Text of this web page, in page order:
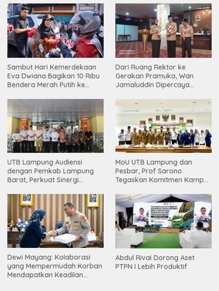
Sambut Hari Kemerdekaan
Eva Dwiana Bagikan 10 Ribu
Bendera Merah Putih ke
Dari Ruang Rektor ke
Gerakan Pramuka, Wan
Jamaluddin Dipercaya
UTB Lampung Audiensi
dengan Pemkab Lampung
Barat, Perkuat Sinergi
Tinggi
MoU UTB Lampung dan
Pesbar, Prof Sarono
Tegaskan Komitmen Kampus
Masyarakat
Dewi Mayang: Kolaborasi
yang Mempermudah Korban
Mendapatkan Keadilan
Abdul Rivai Dorong Aset
PTPN I Lebih Produktif